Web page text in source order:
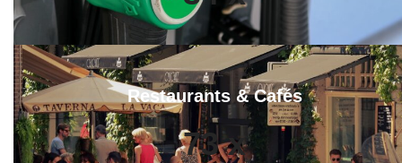
Restaurants & Cafés
73 x